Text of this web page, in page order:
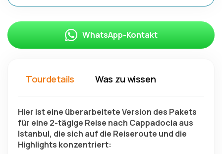
Tourdetails Was zu wissen
Hier ist eine überarbeitete Version des Pakets
für eine 2-tägige Reise nach Cappadocia aus
Istanbul, die sich auf die Reiseroute und die
Highlights konzentriert:
WhatsApp-Kontakt